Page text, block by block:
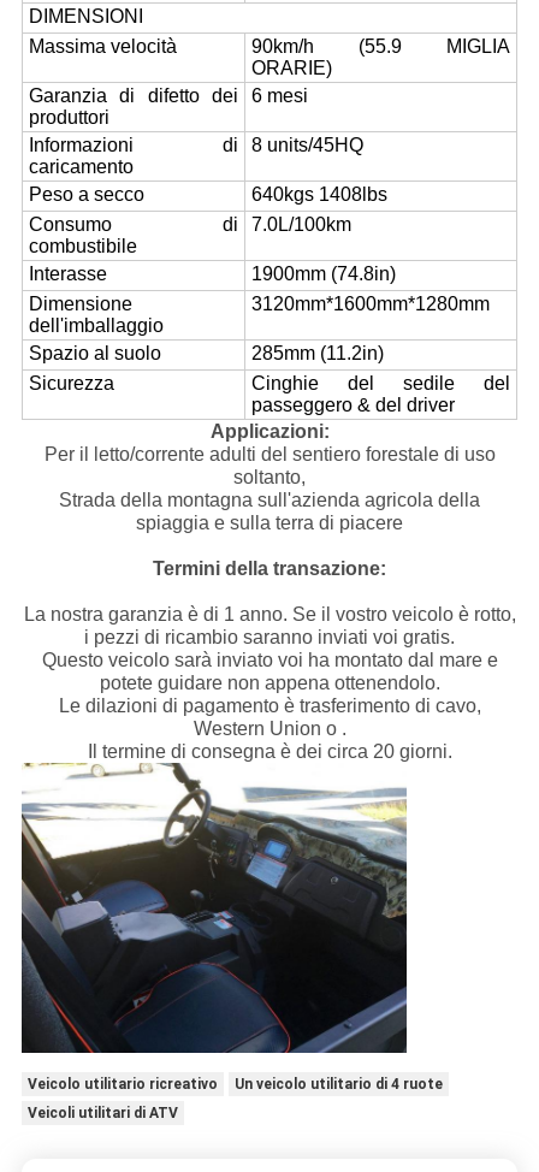
DIMENSIONI
Massima velocità
90km/h (55.9 MIGLIA
ORARIE)
Garanzia di difetto dei
produttori
6 mesi
Informazioni di
caricamento
8 units/45HQ
Peso a secco
640kgs 1408lbs
Consumo di
combustibile
7.0L/100km
Interasse
1900mm (74.8in)
Dimensione
dell'imballaggio
3120mm*1600mm*1280mm
Spazio al suolo
285mm (11.2in)
Sicurezza
Cinghie del sedile del
passeggero & del driver
Applicazioni:
Per il letto/corrente adulti del sentiero forestale di uso
soltanto,
Strada della montagna sull'azienda agricola della
spiaggia e sulla terra di piacere
Termini della transazione:
La nostra garanzia è di 1 anno. Se il vostro veicolo è rotto,
i pezzi di ricambio saranno inviati voi gratis.
Questo veicolo sarà inviato voi ha montato dal mare e
potete guidare non appena ottenendolo.
Le dilazioni di pagamento è trasferimento di cavo,
Western Union o .
Il termine di consegna è dei circa 20 giorni.
Veicolo utilitario ricreativo
Un veicolo utilitario di 4 ruote
Veicoli utilitari di ATV